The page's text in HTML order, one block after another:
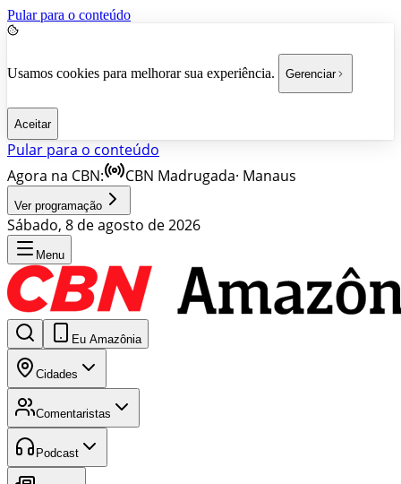
Pular para o conteúdo
Usamos cookies para melhorar sua experiência. Gerenciar
Aceitar
Pular para o conteúdo
Agora na CBN:
CBN Madrugada· Manaus
Ver programação
Sábado, 8 de agosto de 2026
Menu
Eu Amazônia
Cidades
Comentaristas
Podcast